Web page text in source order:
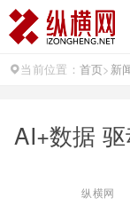
当前位置： 首页> 新
AI+数据
纵横网